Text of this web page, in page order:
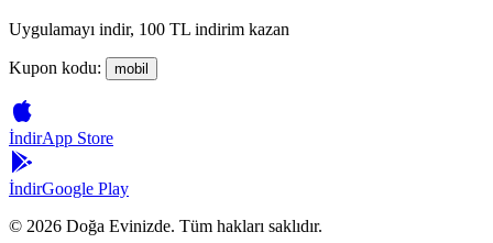
Uygulamayı indir, 100 TL indirim kazan
Kupon kodu: mobil
İndirApp Store
İndirGoogle Play
© 2026 Doğa Evinizde. Tüm hakları saklıdır.